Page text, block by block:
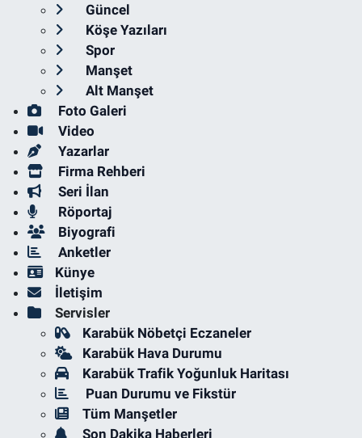
Güncel
Köşe Yazıları
Spor
Manşet
Alt Manşet
Foto Galeri
Video
Yazarlar
Firma Rehberi
Seri İlan
Röportaj
Biyografi
Anketler
Künye
İletişim
Servisler
Karabük Nöbetçi Eczaneler
Karabük Hava Durumu
Karabük Trafik Yoğunluk Haritası
Puan Durumu ve Fikstür
Tüm Manşetler
Son Dakika Haberleri